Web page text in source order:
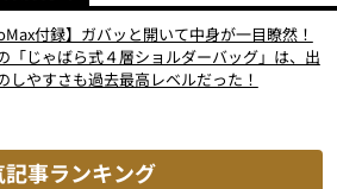
付録】ガバッと開いて中身が一目瞭然！
「じゃばら式４層ショルダーバッグ」は、出
しやすさも過去最高レベルだった！
事ランキング